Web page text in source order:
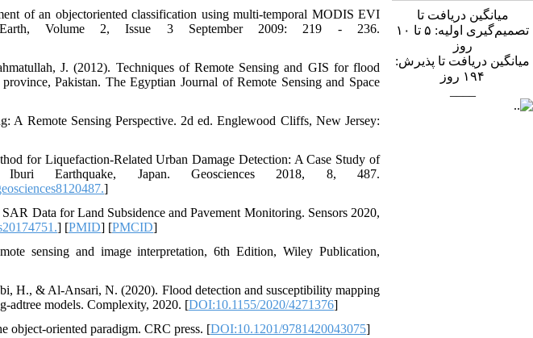
میانگین دریافت تا
تصمیم‌گیری اولیه: ۵ تا ۱۰
روز
میانگین دریافت تا پذیرش:
۱۹۴ روز
of an objectoriented classification using multi-temporal MODIS EVI
Volume 2, Issue 3 September 2009: 219 - 236.
J. (2012). Techniques of Remote Sensing and GIS for flood
Pakistan. The Egyptian Journal of Remote Sensing and Space
A Remote Sensing Perspective. 2d ed. Englewood Cliffs, New Jersey:
for Liquefaction-Related Urban Damage Detection: A Case Study of
Earthquake, Japan. Geosciences 2018, 8, 487.
]
Data for Land Subsidence and Pavement Monitoring. Sensors 2020,
] [PMID] [PMCID]
sensing and image interpretation, 6th Edition, Wiley Publication,
H., & Al-Ansari, N. (2020). Flood detection and susceptibility mapping
adtree models. Complexity, 2020. [DOI:10.1155/2020/4271376]
object-oriented paradigm. CRC press. [DOI:10.1201/9781420043075]